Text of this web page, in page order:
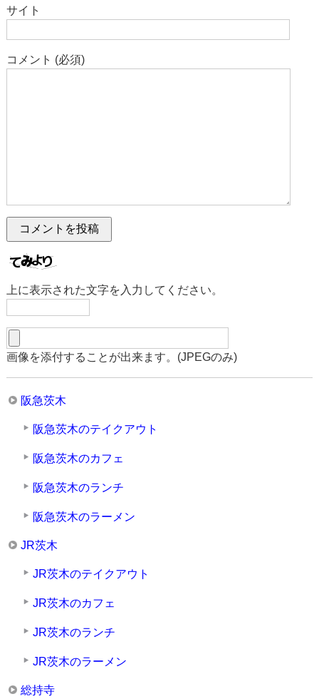
サイト
コメント (必須)
上に表示された文字を入力してください。
画像を添付することが出来ます。(JPEGのみ)
阪急茨木
阪急茨木のテイクアウト
阪急茨木のカフェ
阪急茨木のランチ
阪急茨木のラーメン
JR茨木
JR茨木のテイクアウト
JR茨木のカフェ
JR茨木のランチ
JR茨木のラーメン
総持寺